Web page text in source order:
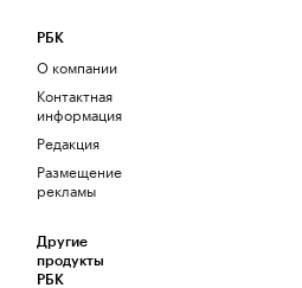
РБК
О компании
Контактная
информация
Редакция
Размещение
рекламы
Другие
продукты
РБК